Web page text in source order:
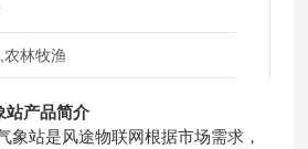
农林牧渔
站产品简介
站是风途物联网根据市场需求，